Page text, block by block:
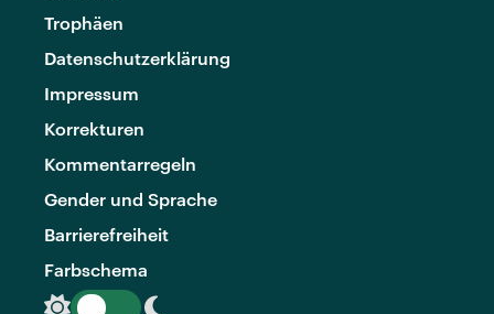
Trophäen
Datenschutzerklärung
Impressum
Korrekturen
Kommentarregeln
Gender und Sprache
Barrierefreiheit
Farbschema